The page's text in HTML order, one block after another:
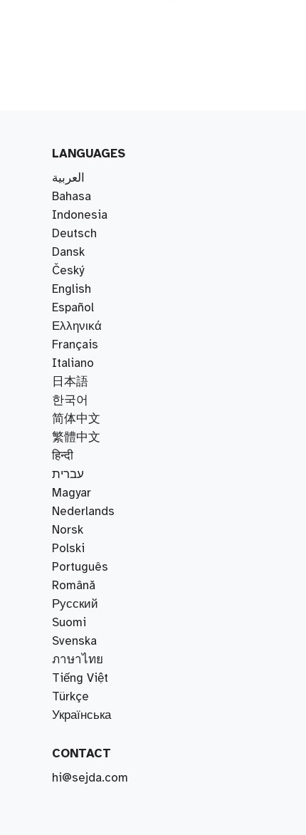
LANGUAGES
العربية
Bahasa
Indonesia
Deutsch
Dansk
Český
English
Español
Ελληνικά
Français
Italiano
日本語
한국어
简体中文
繁體中文
हिन्दी
עברית
Magyar
Nederlands
Norsk
Polski
Português
Română
Русский
Suomi
Svenska
ภาษาไทย
Tiếng Việt
Türkçe
Українська
CONTACT
hi@sejda.com